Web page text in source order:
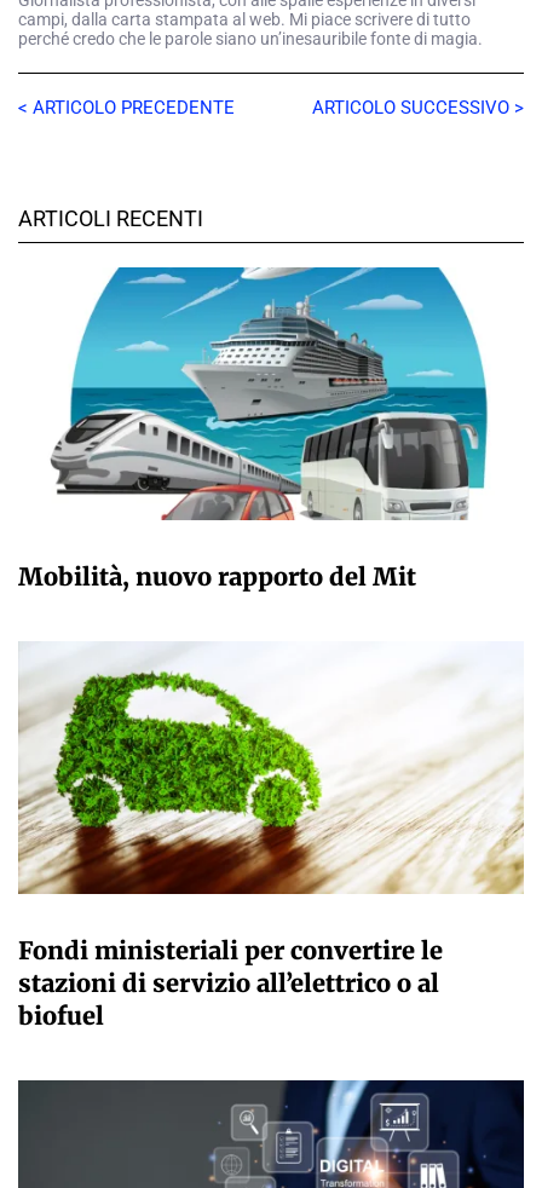
campi, dalla carta stampata al web. Mi piace scrivere di tutto
perché credo che le parole siano un’inesauribile fonte di magia.
< ARTICOLO PRECEDENTE ARTICOLO SUCCESSIVO >
ARTICOLI RECENTI
Mobilità, nuovo rapporto del Mit
Fondi ministeriali per convertire le
stazioni di servizio all’elettrico o al
biofuel